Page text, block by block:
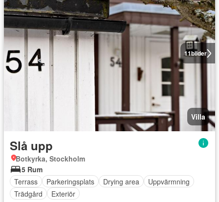
11bilder
Villa
Slå upp
Botkyrka, Stockholm
5 Rum
Terrass
Parkeringsplats Drying area
Uppvärmning
Trädgård
Exteriör